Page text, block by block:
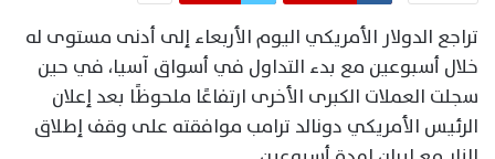
تراجع الدولار الأمريكي اليوم الأربعاء إلى أدنى مستوى له
خلال أسبوعين مع بدء التداول في أسواق آسيا، في حين
سجلت العملات الكبرى الأخرى ارتفاعًا ملحوظًا بعد إعلان
الرئيس الأمريكي دونالد ترامب موافقته على وقف إطلاق